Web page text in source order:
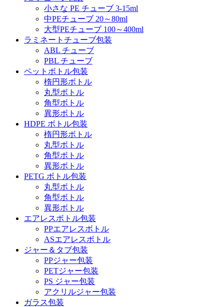
小さな PE チューブ 3-15ml
中PEチューブ 20～80ml
大型PEチューブ 100～400ml
ラミネートチューブ包装
ABL チューブ
PBL チューブ
ペットボトル包装
楕円形ボトル
丸型ボトル
角型ボトル
異形ボトル
HDPE ボトル包装
楕円形ボトル
丸型ボトル
角型ボトル
異形ボトル
PETG ボトル包装
丸型ボトル
角型ボトル
異形ボトル
エアレスボトル包装
PPエアレスボトル
ASエアレスボトル
ジャー＆タブ包装
PPジャー包装
PETジャー包装
PS ジャー包装
アクリルジャー包装
ガラス包装